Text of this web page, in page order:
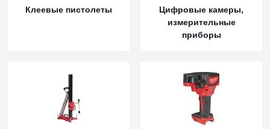
Клеевые пистолеты
Цифровые камеры,
измерительные
приборы